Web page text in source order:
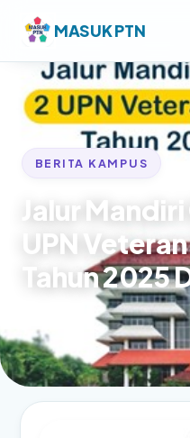
MASUK PTN
BERITA KAMPUS
Jalur
UPN
Tahun 2025